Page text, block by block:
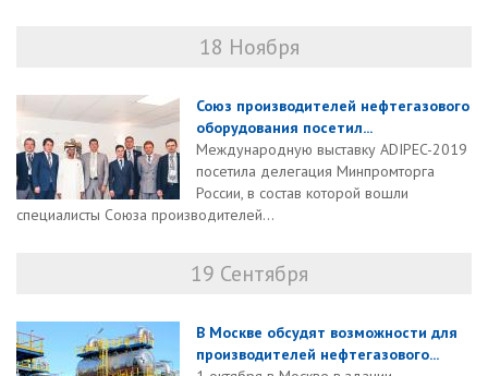
18 Ноября
Союз производителей нефтегазового
оборудования посетил...
Международную выставку ADIPEC-2019
посетила делегация Минпромторга
России, в состав которой вошли
специалисты Союза производителей...
19 Сентября
В Москве обсудят возможности для
производителей нефтегазового...